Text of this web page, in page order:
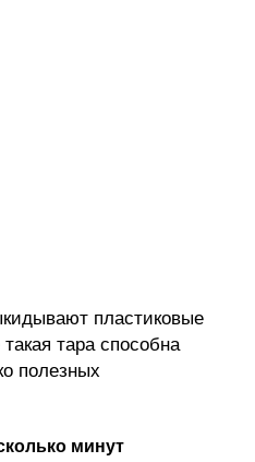
пластиковые
тара способна
полезных
минут